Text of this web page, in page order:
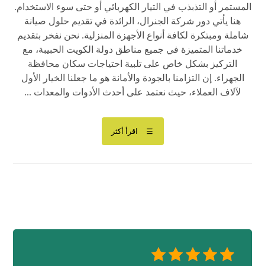
المستمر أو التذبذب في التيار الكهربائي أو حتى سوء الاستخدام.
هنا يأتي دور شركة الجنرال، الرائدة في تقديم حلول صيانة
شاملة ومبتكرة لكافة أنواع الأجهزة المنزلية. نحن نفخر بتقديم
خدماتنا المتميزة في جميع مناطق دولة الكويت الحبيبة، مع
التركيز بشكل خاص على تلبية احتياجات سكان محافظة
الجهراء. إن التزامنا بالجودة والأمانة هو ما جعلنا الخيار الأول
لآلاف العملاء، حيث نعتمد على أحدث الأدوات والمعدات ...
اقرأ أكثر